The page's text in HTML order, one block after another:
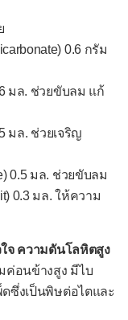
0.6 กรัม
มล. ช่วยขับลม แก้
มล. ช่วยเจริญ
0.5 มล. ช่วยขับลม
0.3 มล. ให้ความ
จ ความดันโลหิตสูง
ค่อนข้างสูง มีไบ
ดซึ่งเป็นพิษต่อไตและ